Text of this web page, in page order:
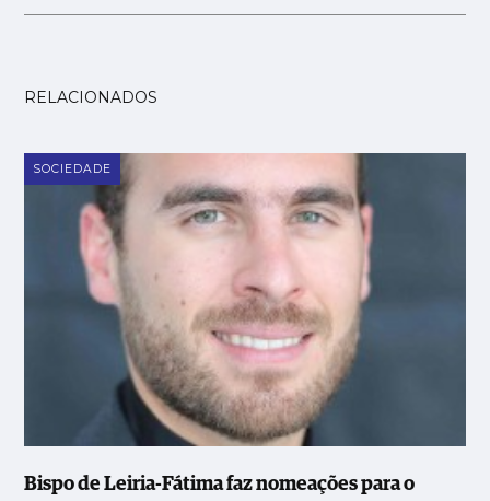
RELACIONADOS
SOCIEDADE
Bispo de Leiria-Fátima faz nomeações para o